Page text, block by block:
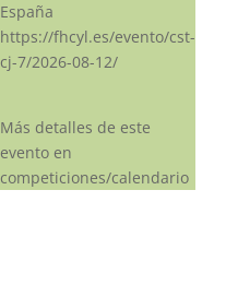
España
https://fhcyl.es/evento/cst-
cj-7/2026-08-12/
Más detalles de este
evento en
competiciones/calendario